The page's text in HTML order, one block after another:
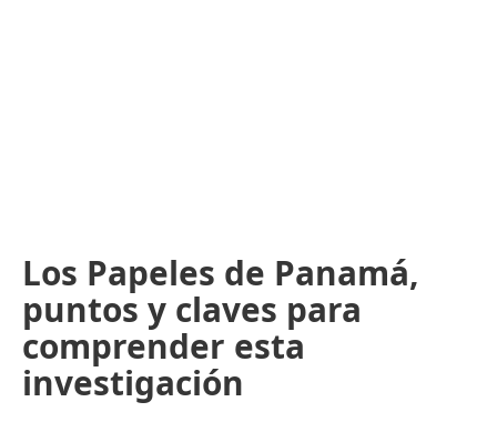
Los Papeles de Panamá,
puntos y claves para
comprender esta
investigación